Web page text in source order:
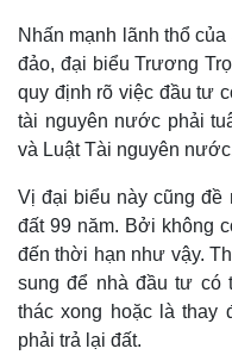
Nhấn mạnh lãnh thổ
đảo, đại biểu Trương
quy định rõ việc đầu tư
tài nguyên nước phải
và Luật Tài nguyên
Vị đại biểu này cũng đề
đất 99 năm. Bởi không
đến thời hạn như vậy.
sung để nhà đầu tư có
thác xong hoặc là thay
phải trả lại đất.